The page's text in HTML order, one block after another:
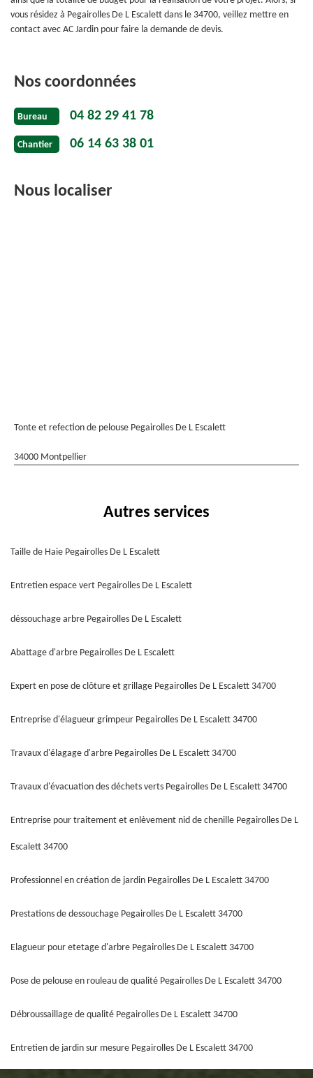
vous résidez à Pegairolles De L Escalett dans le 34700, veillez mettre en
contact avec AC Jardin pour faire la demande de devis.
Nos coordonnées
Bureau 04 82 29 41 78
Chantier 06 14 63 38 01
Nous localiser
Tonte et refection de pelouse Pegairolles De L Escalett
34000 Montpellier
Autres services
Taille de Haie Pegairolles De L Escalett
Entretien espace vert Pegairolles De L Escalett
déssouchage arbre Pegairolles De L Escalett
Abattage d'arbre Pegairolles De L Escalett
Expert en pose de clôture et grillage Pegairolles De L Escalett 34700
Entreprise d'élagueur grimpeur Pegairolles De L Escalett 34700
Travaux d'élagage d'arbre Pegairolles De L Escalett 34700
Travaux d'évacuation des déchets verts Pegairolles De L Escalett 34700
Entreprise pour traitement et enlèvement nid de chenille Pegairolles De L
Escalett 34700
Professionnel en création de jardin Pegairolles De L Escalett 34700
Prestations de dessouchage Pegairolles De L Escalett 34700
Elagueur pour etetage d'arbre Pegairolles De L Escalett 34700
Pose de pelouse en rouleau de qualité Pegairolles De L Escalett 34700
Débroussaillage de qualité Pegairolles De L Escalett 34700
Entretien de jardin sur mesure Pegairolles De L Escalett 34700